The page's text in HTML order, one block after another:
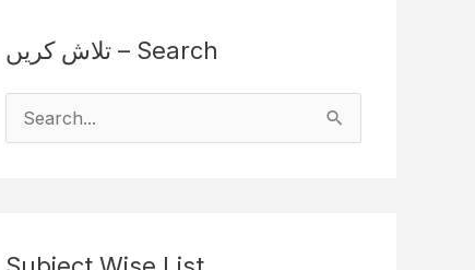
تلاش کریں – Search
c